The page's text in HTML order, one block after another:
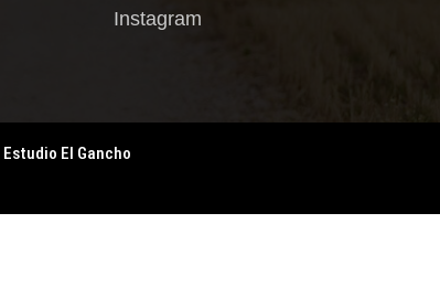
Instagram
Estudio El Gancho